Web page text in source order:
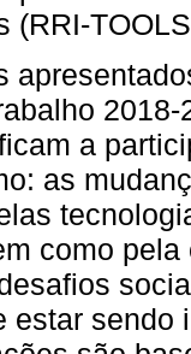
(RRI-
a
as
como
estar sendo